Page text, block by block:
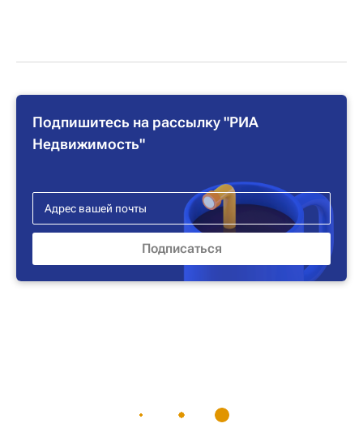
Подпишитесь на рассылку "РИА
Недвижимость"